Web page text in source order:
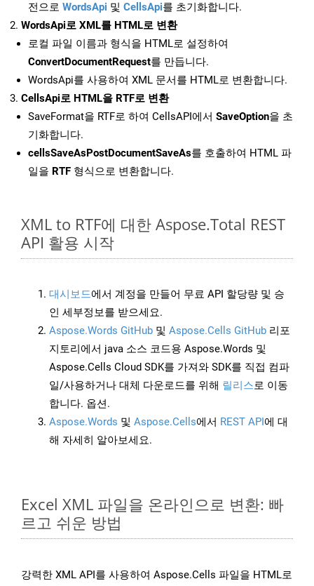
전으로 WordsApi 및 CellsApi를 초기화합니다.
WordsApi로 XML를 HTML로 변환
로컬 파일 이름과 형식을 HTML로 설정하여
ConvertDocumentRequest를 만듭니다.
WordsApi를 사용하여 XML 문서를 HTML로 변환합니다.
CellsApi로 HTML을 RTF로 변환
SaveFormat을 RTF로 하여 CellsAPI에서 SaveOption을 초
기화합니다.
cellsSaveAsPostDocumentSaveAs를 호출하여 HTML 파
일을 RTF 형식으로 변환합니다.
XML to RTF에 대한 Aspose.Total REST
API 활용 시작
대시보드에서 계정을 만들어 무료 API 할당량 및 승
인 세부정보를 받으세요.
Aspose.Words GitHub 및 Aspose.Cells GitHub 리포
지토리에서 java 소스 코드용 Aspose.Words 및
Aspose.Cells Cloud SDK를 가져와 SDK를 직접 컴파
일/사용하거나 대체 다운로드를 위해 릴리스로 이동
합니다. 옵션.
Aspose.Words 및 Aspose.Cells에서 REST API에 대
해 자세히 알아보세요.
Excel XML 파일을 온라인으로 변환: 빠
르고 쉬운 방법
강력한 XML API를 사용하여 Aspose.Cells 파일을 HTML로